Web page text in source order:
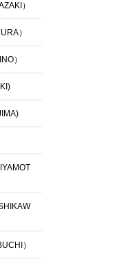
）
）
）
）